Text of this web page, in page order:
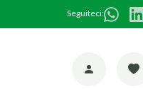
Seguiteci: